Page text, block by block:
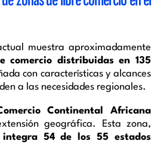
muestra aproximadamente
comercio distribuidas en 135
con características y alcances
a las necesidades regionales.
Continental Africana
geográfica. Esta zona,
integra 54 de los 55 estados